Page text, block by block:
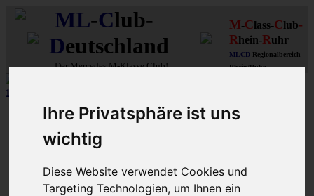
Ihre Privatsphäre ist uns
wichtig
Diese Website verwendet Cookies und
Targeting Technologien, um Ihnen ein
ML-Club-
Deutschland
DerMercedes M-Klasse Club!
M-Class-Club-
Rhein-Ruhr
MLCD Regionalbereich
Rhein/Ruhr
10 aus 15 unserer in
Schnellzugriff
Ungelesene
Forennutzer
FAQ